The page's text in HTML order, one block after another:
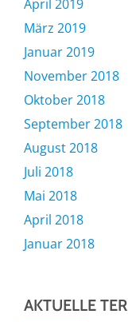
April 2019
März 2019
Januar 2019
November 2018
Oktober 2018
September 2018
August 2018
Juli 2018
Mai 2018
April 2018
Januar 2018
AKTUELLE